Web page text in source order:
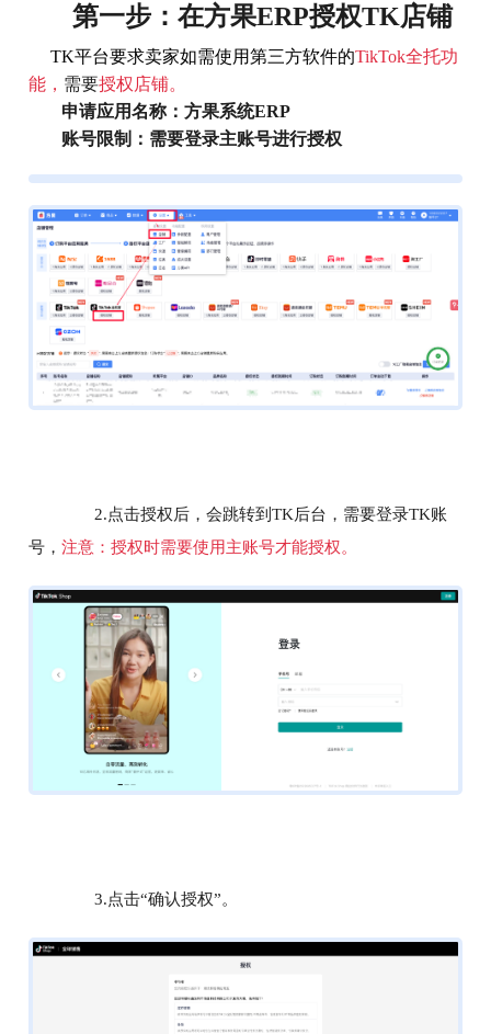
第一步：在方果ERP授权TK店铺
TK平台要求卖家如需使用第三方软件的TikTok全托功
能， 需要授权店铺。
申请应用名称：方果系统ERP
账号限制：需要登录主账号进行授权
2.点击授权后，会跳转到TK后台，需要登录TK账
号， 注意：授权时需要使用主账号才能授权。
3.点击“确认授权”。